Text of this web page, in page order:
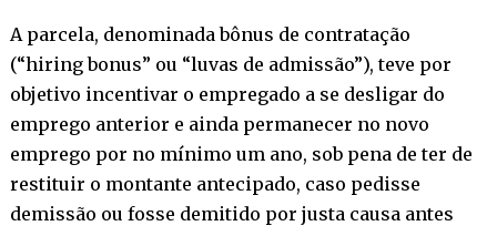
A parcela, denominada bônus de contratação
(“hiring bonus” ou “luvas de admissão”), teve por
objetivo incentivar o empregado a se desligar do
emprego anterior e ainda permanecer no novo
emprego por no mínimo um ano, sob pena de ter de
restituir o montante antecipado, caso pedisse
demissão ou fosse demitido por justa causa antes